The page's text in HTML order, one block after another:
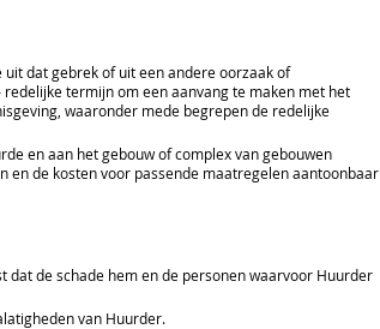
dat gebrek of uit een andere oorzaak of
termijn om een aanvang te maken met het
waaronder mede begrepen de redelijke
en aan het gebouw of complex van gebouwen
en de kosten voor passende maatregelen aantoonbaar
de schade hem en de personen waarvoor Huurder
van Huurder.